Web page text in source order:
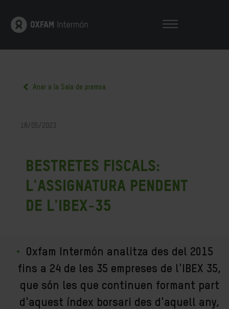
Anar a la Sala de premsa
18/05/2023
Bestretes fiscals:
l'assignatura pendent
de l'IBEX-35
Oxfam Intermón analitza des del 2015
fins a 24 de les 35 empreses de l'IBEX 35,
que són les que continuen formant part
d'aquest índex borsari des d'aquell any,